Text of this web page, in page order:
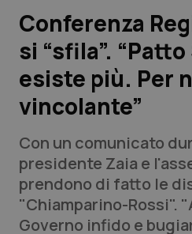
Lavoro e Professioni
Scienza e Farmaci
Studi e Analisi
Lettere al direttore
Edizioni Regionali
QS Pro
Conferenza
si “sfila”.
esiste più. Per
vincolante”
Con un comunicato
presidente Zaia e
prendono di fatto le
"Chiamparino-Rossi".
Governo infido e